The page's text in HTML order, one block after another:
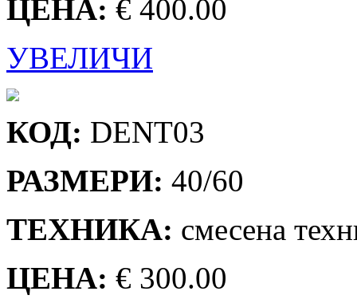
ЦЕНА: € 400.00
УВЕЛИЧИ
КОД: DENT03
РАЗМЕРИ: 40/60
ТЕХНИКА: смесена
ЦЕНА: € 300.00